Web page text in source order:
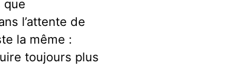
que
l’attente de
la même :
toujours plus